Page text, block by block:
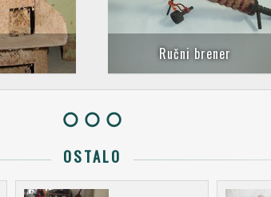
Ručni brener
OSTALO